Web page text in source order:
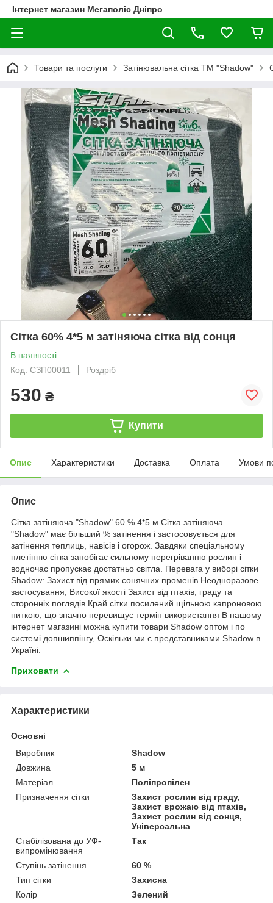
Інтернет магазин Мегаполіс Дніпро
Товари та послуги Затінювальна сітка ТМ "Shadow"
Сітка 60% 4*5 м затіняюча сітка від сонця
В наявності
Код: СЗП00011
Роздріб
530 ₴
Купити
Опис Характеристики Доставка Оплата Умови
Опис
Сітка затіняюча "Shadow" 60 % 4*5 м Сітка затіняюча
"Shadow" має більший % затінення і застосовується для
затінення теплиць, навісів і огорож. Завдяки спеціальному
плетінню сітка запобігає сильному перегріванню рослин і
водночас пропускає достатньо світла. Перевага у виборі сітки
Shadow: Захист від прямих сонячних променів Неодноразове
застосування, Високої якості Захист від птахів, граду та
сторонніх поглядів Край сітки посилений щільною капроновою
ниткою, що значно перевищує термін використання В нашому
інтернет магазині можна купити товари Shadow оптом і по
системі допшиппінгу, Оскільки ми є представниками Shadow в
Україні.
Приховати
Характеристики
Основні
Виробник
Shadow
Довжина
5 м
Матеріал
Поліпропілен
Призначення сітки
Захист рослин від граду,
Захист врожаю від птахів,
Захист рослин від сонця,
Універсальна
Стабілізована до УФ-
випромінювання
Так
Ступінь затінення
60 %
Тип сітки
Захисна
Колір
Зелений